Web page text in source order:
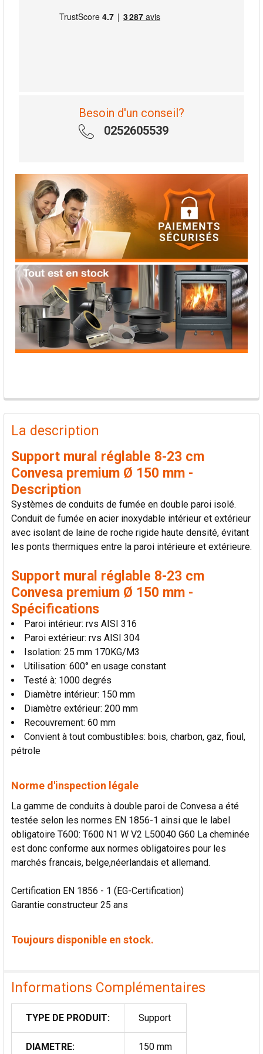
Besoin d'un conseil?
0252605539
PRODUITS
FRÉQUEMMENT
ACHETÉS
TOUT
SÉLECTIONNER
AJOUTER
LA
SÉLECTION
AU PANIER
La description
Support mural réglable 8-23 cm
Convesa premium Ø 150 mm -
Description
Systèmes de conduits de fumée en double paroi isolé.
Conduit de fumée en acier inoxydable intérieur et extérieur
avec isolant de laine de roche rigide haute densité, évitant
les ponts thermiques entre la paroi intérieure et extérieure.
Support mural réglable 8-23 cm
Convesa premium Ø 150 mm -
Spécifications
Paroi intérieur: rvs AISI 316
Paroi extérieur: rvs AISI 304
Isolation: 25 mm 170KG/M3
Utilisation: 600° en usage constant
Testé à: 1000 degrés
Diamètre intérieur: 150 mm
Diamètre extérieur: 200 mm
Recouvrement: 60 mm
Convient à tout combustibles: bois, charbon, gaz, fioul,
pétrole
Norme d'inspection légale
La gamme de conduits à double paroi de Convesa a été
testée selon les normes EN 1856-1 ainsi que le label
obligatoire T600: T600 N1 W V2 L50040 G60 La cheminée
est donc conforme aux normes obligatoires pour les
marchés francais, belge,néerlandais et allemand.
Certification EN 1856 - 1 (EG-Certification)
Garantie constructeur 25 ans
Toujours disponible en stock.
Informations Complémentaires
TYPE DE PRODUIT: Support
DIAMETRE: 150 mm